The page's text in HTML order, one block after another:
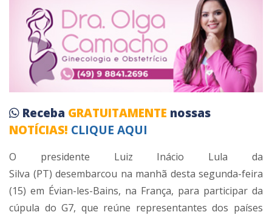
Receba GRATUITAMENTE nossas
NOTÍCIAS! CLIQUE AQUI
O presidente Luiz Inácio Lula da
Silva (PT) desembarcou na manhã desta segunda-feira
(15) em Évian-les-Bains, na França, para participar da
cúpula do G7, que reúne representantes dos países